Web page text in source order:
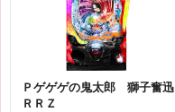
Ｐゲゲゲの鬼太郎 獅子奮迅
ＲＲＺ